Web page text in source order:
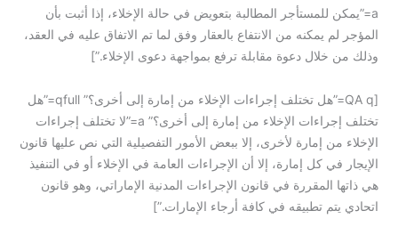
a=”يمكن للمستأجر المطالبة بتعويض في حالة الإخلاء، إذا أثبت بأن
المؤجر لم يمكنه من الانتفاع بالعقار وفق لما تم الاتفاق عليه في العقد،
وذلك من خلال دعوة مقابلة ترفع بمواجهة دعوى الإخلاء.”]
[QA q=”هل تختلف إجراءات الإخلاء من إمارة إلى أخرى؟” qfull=”هل
تختلف إجراءات الإخلاء من إمارة إلى أخرى؟” a=”لا تختلف إجراءات
الإخلاء من إمارة لأخرى، إلا ببعض الأمور التفصيلية التي نص عليها قانون
الإيجار في كل إمارة، إلا أن الإجراءات العامة في الإخلاء أو في التنفيذ
هي ذاتها المقررة في قانون الإجراءات المدنية الإماراتي، وهو قانون
اتحادي يتم تطبيقه في كافة أرجاء الإمارات.”]